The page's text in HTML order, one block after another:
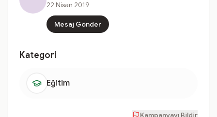
22 Nisan 2019
Mesaj Gönder
Kategori
Eğitim
Kampanyayı Bildir